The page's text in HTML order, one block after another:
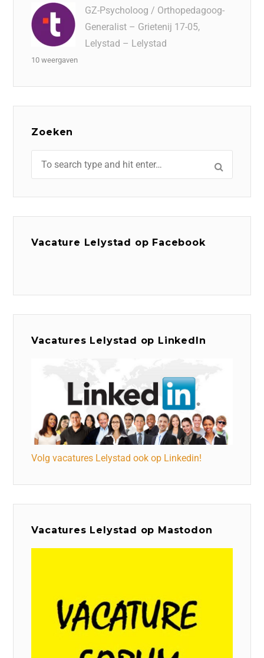
GZ-Psycholoog / Orthopedagoog-
Generalist – Grietenij 17-05,
Lelystad – Lelystad
10 weergaven
Zoeken
Vacature Lelystad op Facebook
Vacatures Lelystad op LinkedIn
Volg vacatures Lelystad ook op Linkedin!
Vacatures Lelystad op Mastodon